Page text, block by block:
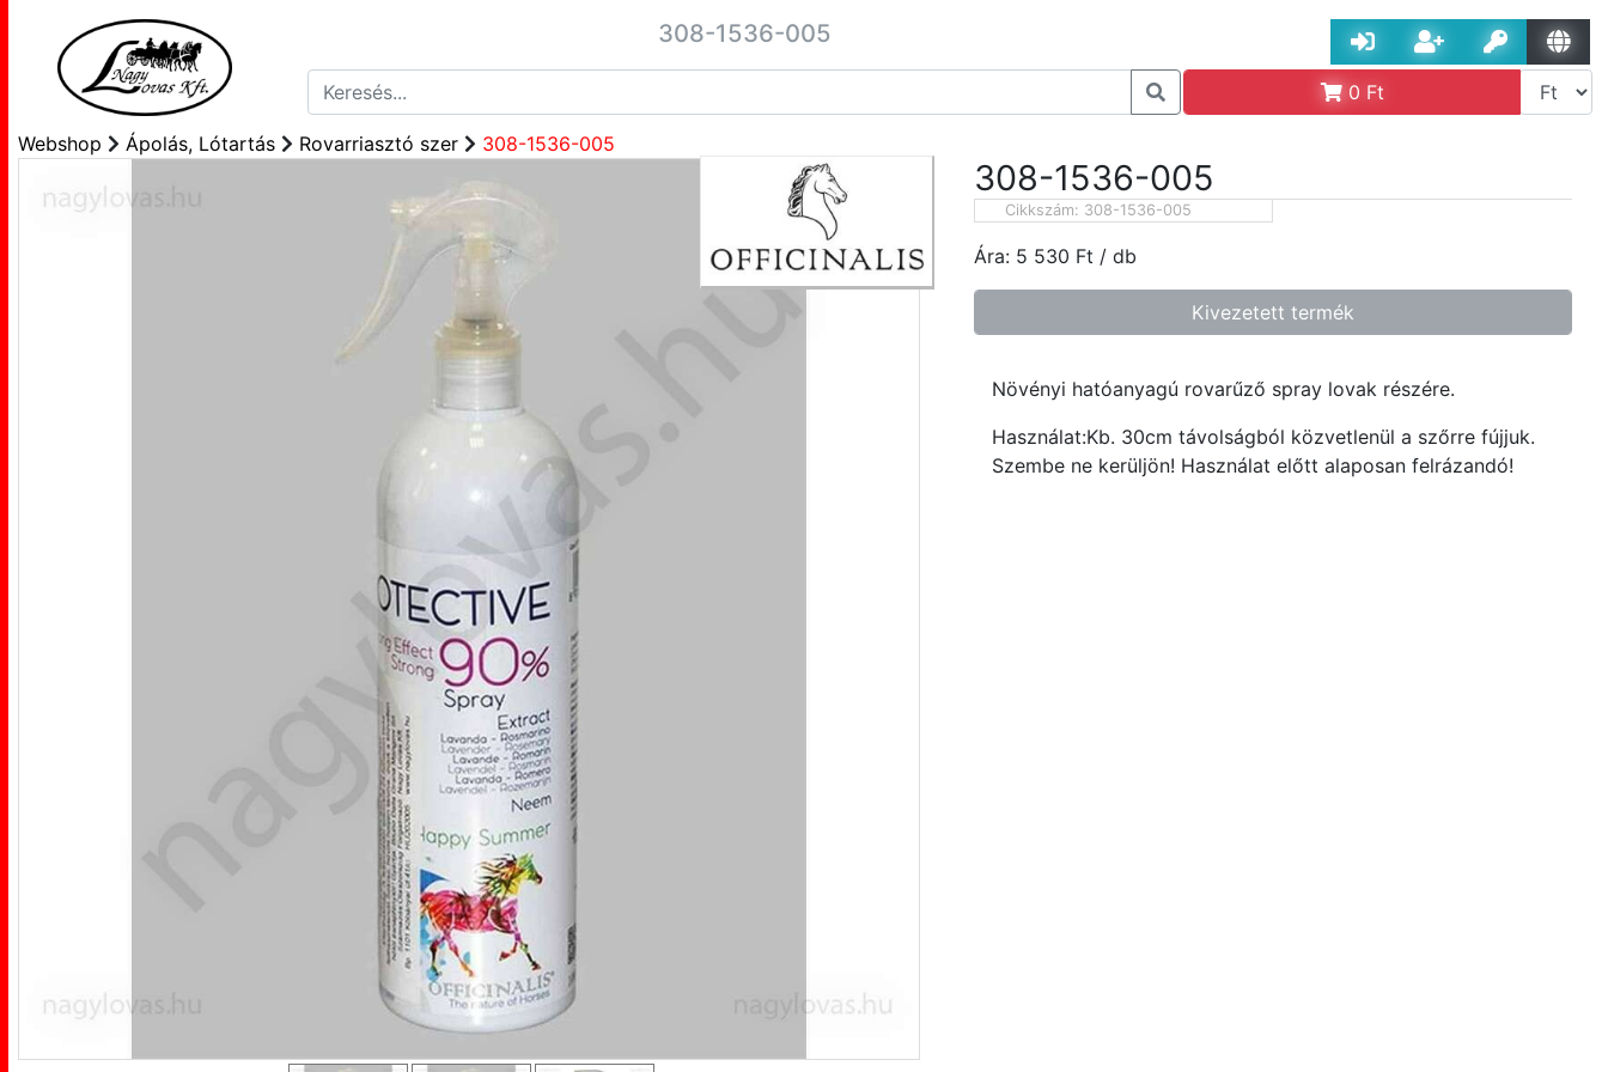
308-1536-005
0 Ft
Webshop Ápolás, Lótartás Rovarriasztó szer 308-1536-005
308-1536-005
Cikkszám: 308-1536-005
Ára: 5 530 Ft / db
Kivezetett termék
Növényi hatóanyagú rovarűző spray lovak részére.
Használat:Kb. 30cm távolságból közvetlenül a szőrre fújjuk.
Szembe ne kerüljön! Használat előtt alaposan felrázandó!